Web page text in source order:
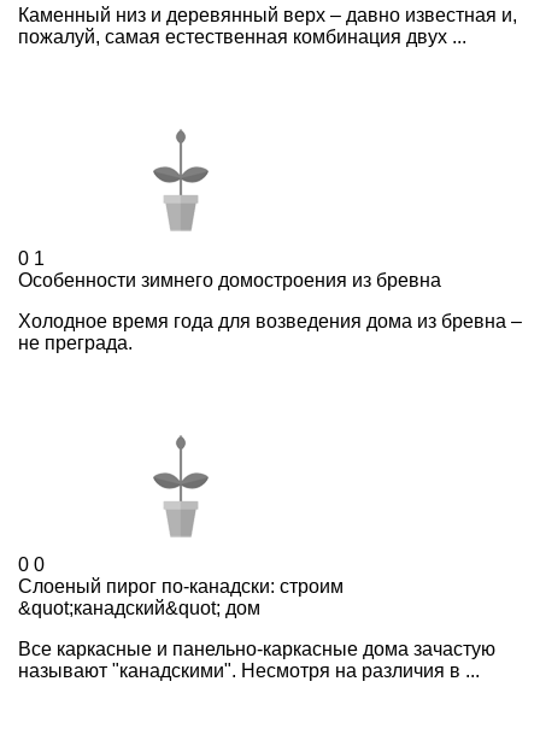
Каменный низ и деревянный верх – давно известная и,
пожалуй, самая естественная комбинация двух ...
0 1
Особенности зимнего домостроения из бревна
Холодное время года для возведения дома из бревна –
не преграда.
0 0
Слоеный пирог по-канадски: строим
&quot;канадский&quot; дом
Все каркасные и панельно-каркасные дома зачастую
называют "канадскими". Несмотря на различия в ...